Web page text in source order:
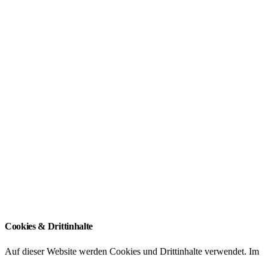
Cookies & Drittinhalte
Auf dieser Website werden Cookies und Drittinhalte verwendet. Im